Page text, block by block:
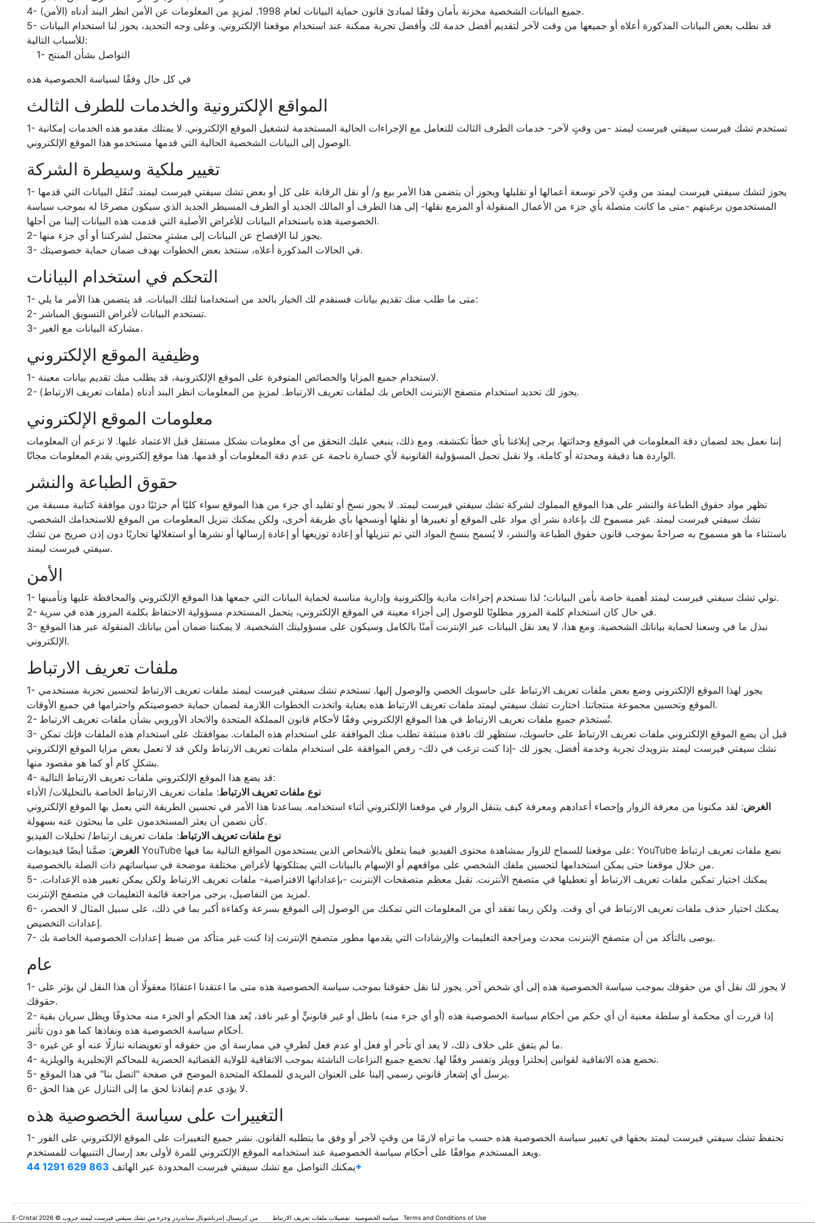
4- جميع البيانات الشخصية مخزنة بأمان وفقًا لمبادئ قانون حماية البيانات لعام 1998. لمزيدٍ من المعلومات عن الأمن انظر البند أدناه (الأمن).
5- قد نطلب بعض البيانات المذكورة أعلاه أو جميعها من وقت لآخر لتقديم أفضل خدمة لك وأفضل تجربة ممكنة عند استخدام موقعنا الإلكتروني. وعلى وجه التحديد، يجوز لنا استخدام البيانات
للأسباب التالية:
1- التواصل بشأن المنتج
في كل حال وفقًا لسياسة الخصوصية هذه
المواقع الإلكترونية والخدمات للطرف الثالث
1- تستخدم تشك فيرست سيفتي فيرست ليمتد -من وقتٍ لآخر- خدمات الطرف الثالث للتعامل مع الإجراءات الحالية المستخدمة لتشغيل الموقع الإلكتروني. لا يمتلك مقدمو هذه الخدمات إمكانية
الوصول إلى البيانات الشخصية الحالية التي قدمها مستخدمو هذا الموقع الإلكتروني.
تغيير ملكية وسيطرة الشركة
1- يجوز لتشك سيفتي فيرست ليمتد من وقتٍ لآخر توسعة أعمالها أو تقليلها ويجوز أن يتضمن هذا الأمر بيع و/ أو نقل الرقابة على كل أو بعض تشك سيفتي فيرست ليمتد. تُنقَل البيانات التي قدمها
المستخدمون برغبتهم -متى ما كانت متصلة بأي جزء من الأعمال المنقولة أو المزمع نقلها- إلى هذا الطرف أو المالك الجديد أو الطرف المسيطر الجديد الذي سيكون مصرحًا له بموجب سياسة
الخصوصية هذه باستخدام البيانات للأغراض الأصلية التي قدمت هذه البيانات إلينا من أجلها.
2- يجوز لنا الإفصاح عن البيانات إلى مشترٍ محتمل لشركتنا أو أي جزء منها.
3- في الحالات المذكورة أعلاه، سنتخذ بعض الخطوات بهدف ضمان حماية خصوصيتك.
التحكم في استخدام البيانات
1- متى ما طلب منك تقديم بيانات فسنقدم لك الخيار بالحد من استخدامنا لتلك البيانات. قد يتضمن هذا الأمر ما يلي:
2- تستخدم البيانات لأغراض التسويق المباشر.
3- مشاركة البيانات مع الغير.
وظيفية الموقع الإلكتروني
1- لاستخدام جميع المزايا والخصائص المتوفرة على الموقع الإلكترونية، قد يطلب منك تقديم بيانات معينة.
2- يجوز لك تحديد استخدام متصفح الإنترنت الخاص بك لملفات تعريف الارتباط. لمزيدٍ من المعلومات انظر البند أدناه (ملفات تعريف الارتباط).
معلومات الموقع الإلكتروني
إننا نعمل بجد لضمان دقة المعلومات في الموقع وحداثتها. يرجى إبلاغنا بأي خطأ تكتشفه. ومع ذلك، ينبغي عليك التحقق من أي معلومات بشكل مستقل قبل الاعتماد عليها. لا نزعم أن المعلومات
الواردة هنا دقيقة ومحدثة أو كاملة، ولا نقبل تحمل المسؤولية القانونية لأي خسارة ناجمة عن عدم دقة المعلومات أو قدمها. هذا موقع إلكتروني يقدم المعلومات مجانًا.
حقوق الطباعة والنشر
تظهر مواد حقوق الطباعة والنشر على هذا الموقع المملوك لشركة تشك سيفتي فيرست ليمتد. لا يجوز نسخ أو تقليد أي جزء من هذا الموقع سواء كليًا أم جزئيًا دون موافقة كتابية مسبقة من
تشك سيفتي فيرست ليمتد. غير مسموح لك بإعادة نشر أي مواد على الموقع أو تغييرها أو نقلها أونسخها بأي طريقة أخرى، ولكن يمكنك تنزيل المعلومات من الموقع للاستخدامك الشخصي.
باستثناء ما هو مسموح به صراحةً بموجب قانون حقوق الطباعة والنشر، لا يُسمح بنسخ المواد التي تم تنزيلها أو إعادة توزيعها أو إعادة إرسالها أو نشرها أو استغلالها تجاريًا دون إذن صريح من تشك
سيفتي فيرست ليمتد.
الأمن
1- تولي تشك سيفتي فيرست ليمتد أهمية خاصة بأمن البيانات؛ لذا نستخدم إجراءات مادية وإلكترونية وإدارية مناسبة لحماية البيانات التي جمعها هذا الموقع الإلكتروني والمحافظة عليها وتأمينها.
2- في حال كان استخدام كلمة المرور مطلوبًا للوصول إلى أجزاء معينة في الموقع الإلكتروني، يتحمل المستخدم مسؤولية الاحتفاظ بكلمة المرور هذه في سرية.
3- نبذل ما في وسعنا لحماية بياناتك الشخصية. ومع هذا، لا يعد نقل البيانات عبر الإنترنت آمنًا بالكامل وسيكون على مسؤوليتك الشخصية. لا يمكننا ضمان أمن بياناتك المنقولة عبر هذا الموقع
الإلكتروني.
ملفات تعريف الارتباط
1- يجوز لهذا الموقع الإلكتروني وضع بعض ملفات تعريف الارتباط على حاسوبك الخصي والوصول إليها. تستخدم تشك سيفتي فيرست ليمتد ملفات تعريف الارتباط لتحسين تجربة مستخدمي
الموقع وتحسين مجموعة منتجاتنا. اختارت تشك سيفتي ليمتد ملفات تعريف الارتباط هذه بعناية واتخذت الخطوات اللازمة لضمان حماية خصوصيتكم واحترامها في جميع الأوقات.
2- تُستخدَم جميع ملفات تعريف الارتباط في هذا الموقع الإلكتروني وفقًا لأحكام قانون المملكة المتحدة والاتحاد الأوروبي بشأن ملفات تعريف الارتباط.
3- قبل أن يضع الموقع الإلكتروني ملفات تعريف الارتباط على حاسوبك، ستظهر لك نافذة منبثقة تطلب منك الموافقة على استخدام هذه الملفات. بموافقتك على استخدام هذه الملفات فإنك تمكن
تشك سيفتي فيرست ليمتد بتزويدك تجربة وخدمة أفضل. يجوز لك -إذا كنت ترغب في ذلك- رفض الموافقة على استخدام ملفات تعريف الارتباط ولكن قد لا تعمل بعض مزايا الموقع الإلكتروني
بشكلٍ كام أو كما هو مقصود منها.
4- قد يضع هذا الموقع الإلكتروني ملفات تعريف الارتباط التالية:
نوع ملفات تعريف الارتباط: ملفات تعريف الارتباط الخاصة بالتحليلات/ الأداء
الغرض: لقد مكنونا من معرفة الزوار وإحصاء أعدادهم ومعرفة كيف يتنقل الزوار في موقعنا الإلكتروني أثناء استخدامه. يساعدنا هذا الأمر في تحسين الطريقة التي يعمل بها الموقع الإلكتروني
كأن نضمن أن يعثر المستخدمون على ما يبحثون عنه بسهولة.
نوع ملفات تعريف الارتباط: ملفات تعريف ارتباط/ تحليلات الفيديو
الغرض: ضمَّنا أيضًا فيديوهات YouTube على موقعنا للسماح للزوار بمشاهدة محتوى الفيديو. فيما يتعلق بالأشخاص الذين يستخدمون المواقع التالية بما فيها: YouTube نضع ملفات تعريف ارتباط
من خلال موقعنا حتى يمكن استخدامها لتحسين ملفك الشخصي على مواقعهم أو الإسهام بالبيانات التي يمتلكونها لأغراض مختلفة موضحة في سياساتهم ذات الصلة بالخصوصية.
5- يمكنك اختيار تمكين ملفات تعريف الارتباط أو تعطيلها في متصفح الأنترنت. تقبل معظم متصفحات الإنترنت -بإعداداتها الافتراضية- ملفات تعريف الارتباط ولكن يمكن تغيير هذه الإعدادات.
لمزيد من التفاصيل، يرجى مراجعة قائمة التعليمات في متصفح الإنترنت.
6- يمكنك اختيار حذف ملفات تعريف الارتباط في أي وقت. ولكن ربما تفقد أي من المعلومات التي تمكنك من الوصول إلى الموقع بسرعة وكفاءة أكبر بما في ذلك، على سبيل المثال لا الحصر،
إعدادات التخصيص.
7- يوصى بالتأكد من أن متصفح الإنترنت محدث ومراجعة التعليمات والإرشادات التي يقدمها مطور متصفح الإنترنت إذا كنت غير متأكد من ضبط إعدادات الخصوصية الخاصة بك.
عام
1- لا يجوز لك نقل أي من حقوقك بموجب سياسة الخصوصية هذه إلى أي شخص آخر. يجوز لنا نقل حقوقنا بموجب سياسة الخصوصية هذه متى ما اعتقدنا اعتقادًا معقولًا أن هذا النقل لن يؤثر على
حقوقك.
2- إذا قررت أي محكمة أو سلطة معنية أن أي حكم من أحكام سياسة الخصوصية هذه (أو أي جزء منه) باطل أو غير قانونيٍّ أو غير نافذ، يُعد هذا الحكم أو الجزء منه محذوفًا ويظل سريان بقية
أحكام سياسة الخصوصية هذه ونفاذها كما هو دون تأثير.
3- ما لم يتفق على خلاف ذلك، لا يعد أي تأخر أو فعل أو عدم فعل لطرفٍ في ممارسة أي من حقوقه أو تعويضاته تنازلًا عنه أو عن غيره.
4- تخضع هذه الاتفاقية لقوانين إنجلترا وويلز وتفسر وفقًا لها. تخضع جميع النزاعات الناشئة بموجب الاتفاقية للولاية القضائية الحصرية للمحاكم الإنجليزية والويلزية.
5- يرسل أي إشعار قانوني رسمي إلينا على العنوان البريدي للمملكة المتحدة الموضح في صفحة "اتصل بنا" في هذا الموقع.
6- لا يؤدي عدم إنفاذنا لحق ما إلى التنازل عن هذا الحق.
التغييرات على سياسة الخصوصية هذه
1- تحتفظ تشك سيفتي فيرست ليمتد بحقها في تغيير سياسة الخصوصية هذه حسب ما تراه لازمًا من وقتٍ لآخر أو وفق ما يتطلبه القانون. نشر جميع التغييرات على الموقع الإلكتروني على الفور
ويعد المستخدم موافقًا على أحكام سياسة الخصوصية عند استخدامه الموقع الإلكتروني للمرة لأولى بعد إرسال التنبيهات للمستخدم.
يمكنك التواصل مع تشك سيفتي فيرست المحدودة عبر الهاتف863 629 1291 44+
E-Cristal من كريستال إنترناشونال ستاندردز وجزء من تشك سيفتي فيرست ليمتد جروب © 2026 تفضيلات ملفات تعريف الارتباط سياسة الخصوصية Terms and Conditions of Use